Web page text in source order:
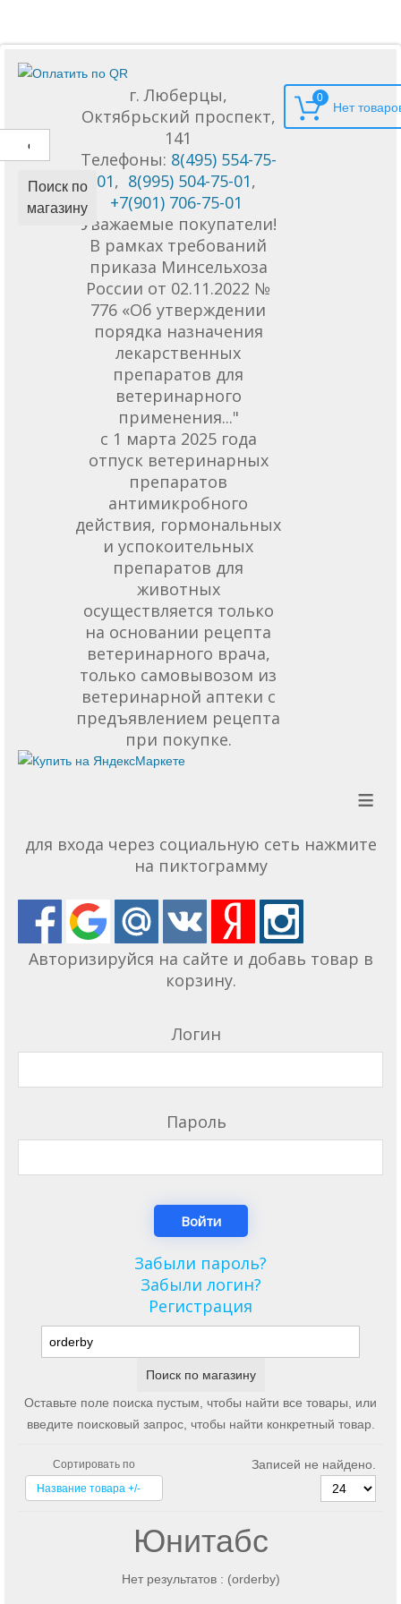
Поиск по
магазину
г. Люберцы,
Октябрьский проспект,
141
Телефоны: 8(495) 554-75-
01, 8(995) 504-75-01,
+7(901) 706-75-01
Уважаемые покупатели!
В рамках требований
приказа Минсельхоза
России от 02.11.2022 №
776 «Об утверждении
порядка назначения
лекарственных
препаратов для
ветеринарного
применения..."
с 1 марта 2025 года
отпуск ветеринарных
препаратов
антимикробного
действия, гормональных
и успокоительных
препаратов для
животных
осуществляется только
на основании рецепта
ветеринарного врача,
только самовывозом из
ветеринарной аптеки с
предъявлением рецепта
при покупке.
0
≡
для входа через социальную сеть нажмите
на пиктограмму
Авторизируйся на сайте и добавь товар в
корзину.
Логин
Пароль
Забыли пароль?
Забыли логин?
Регистрация
Оставьте поле поиска пустым, чтобы найти все товары, или
введите поисковый запрос, чтобы найти конкретный товар.
Сортировать по
Название товара +/-
Записей не найдено.
Юнитабс
Нет результатов : (orderby)